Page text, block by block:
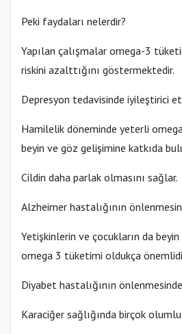
Peki faydaları nelerdir?
Yapılan çalışmalar omega-3
riskini azalttığını göstermektedir.
Depresyon tedavisinde iyileştirici
Hamilelik döneminde yeterli
beyin ve göz gelişimine katkıda
Cildin daha parlak olmasını sağlar.
Alzheimer hastalığının
Yetişkinlerin ve çocukların da
omega 3 tüketimi oldukça
Diyabet hastalığının
Karaciğer sağlığında birçok